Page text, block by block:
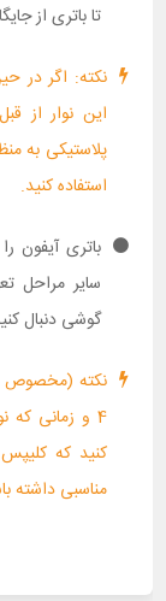
تا باتری از
نکته: اگر در
این نوار از
استفاده کنید.
باتری آیفون
گوشی دنبال
نکته (مخصوص
4 و زمانی
کنید که
مناسبی داشته